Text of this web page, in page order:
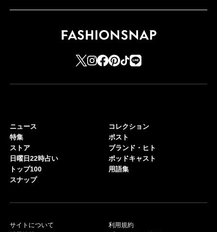
ニュース
特集
ストア
日曜日22時占い
トップ100
スナップ
コレクション
ポスト
ブランド・ヒト
ポッドキャスト
用語集
サイトについて
利用規約